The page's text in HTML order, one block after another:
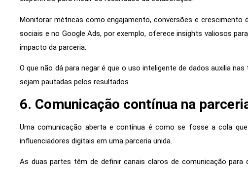
Monitorar métricas como engajamento, conversões e crescimento
sociais e no Google Ads, por exemplo, oferece insights valiosos
impacto da parceria.
O que não dá para negar é que o uso inteligente de dados auxilia
sejam pautadas pelos resultados.
6. Comunicação contínua na
Uma comunicação aberta e contínua é como se fosse a cola
influenciadores digitais em uma parceria unida.
As duas partes têm de definir canais claros de comunicação para